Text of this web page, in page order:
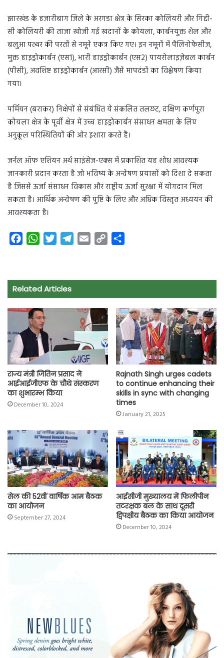
झारखंड के हजारीबाग जिले के अरगडा क्षेत्र के सिरका कोलियरी और गिद्दी-
सी कोलियरी की ताजा खोजी गई खदानों के कोयला, कार्बनयुक्त शेल और
बलुआ पत्थर की परतों से नमूने एकत्र किए गए। इन नमूनों में पैलिनोफेसीज,
मुक्त हाइड्रोकार्बन (एस1), भारी हाइड्रोकार्बन (एस2) पायरोलाइज़ेबल कार्बन
(पीसी), अवशिष्ट हाइड्रोकार्बन (आरसी) जैसे मापदंडों का विश्लेषण किया
गया।
पर्मियन (बराकर) निक्षेपों से संबंधित ये संकलित तलछट, दक्षिण कर्णपुरा
कोयला क्षेत्र के पूर्वी क्षेत्र में उच्च हाइड्रोकार्बन संसाधन क्षमता के लिए
अनुकूल परिस्थितियों की ओर इशारा करते हैं।
जर्नल ऑफ एशियन अर्थ साइंसेज-एक्स में प्रकाशित यह शोध आवश्यक
जानकारी प्रदान करता है जो भविष्य के अन्वेषण प्रयासों को दिशा दे सकता
है जिससे ऊर्जा संसाधन विकास और राष्ट्रीय ऊर्जा सुरक्षा में योगदान मिल
सकता है। आर्थिक अन्वेषण की पुष्टि के लिए और अधिक विस्तृत अध्ययन की
आवश्यकता है।
e
b
o
k
W
t
s
p
p
t
t
e
m
i
y
n
k
r
Related Articles
राज्य मंत्री जितिन प्रसाद ने
आईआईजीएफ के चौथे संस्करण
का शुभारम्भ किया
December 10, 2024
Rajnath Singh urges cadets
to continue enhancing their
skills in sync with changing
times
January 21, 2025
सेल की 52वीं वार्षिक आम बैठक
का आयोजन
September 27, 2024
आईसीजी मुख्यालय में फिलीपीन
तटरक्षक बल के साथ दूसरी
द्विपक्षीय बैठक का किया आयोजन
December 10, 2024